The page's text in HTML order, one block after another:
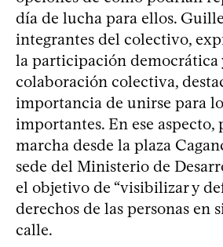
día de lucha para ellos.
integrantes del colectivo,
la participación democrática
colaboración colectiva,
importancia de unirse para
importantes. En ese aspecto,
marcha desde la plaza
sede del Ministerio de
el objetivo de “visibilizar y
derechos de las personas en
calle.